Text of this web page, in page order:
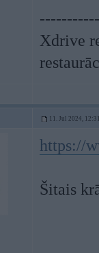
Xdrive
11. Jul 2024,
https://
Šitais